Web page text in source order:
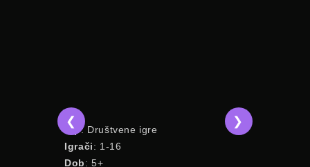
Tip: Društvene igre
Igrači: 1-16
Dob: 5+
❮ ❯